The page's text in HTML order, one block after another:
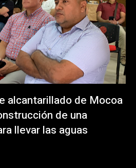
alcantarillado de Mocoa
de una
llevar las aguas